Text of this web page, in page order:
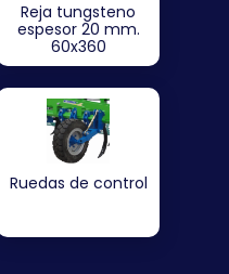
Reja tungsteno
espesor 20 mm.
60x360
Ruedas de control